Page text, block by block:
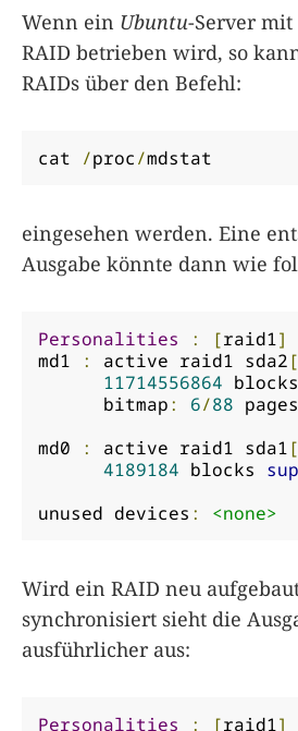
Wenn ein Ubuntu-Server
RAID betrieben wird, so
RAIDs über den Befehl:
cat /proc/mdstat
eingesehen werden. Eine
Ausgabe könnte dann wie
Personalities : [raid1]
md1
: active raid1 sda2[
11714556864 blocks
      bitmap
: 6/88 pages
md0
: active raid1 sda1[
4189184 blocks
unused devices : <none>
Wird ein RAID neu
synchronisiert sieht die
ausführlicher aus:
Personalities : [raid1]